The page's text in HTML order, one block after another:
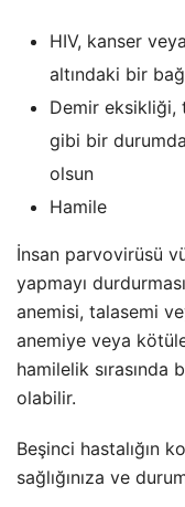
HIV, kanser
altındaki bir
Demir eksikliği,
gibi bir
olsun
Hamile
İnsan parvovirüsü
yapmayı
anemisi, talasemi
anemiye veya
hamilelik
olabilir.
Beşinci hastalığın
sağlığınıza ve